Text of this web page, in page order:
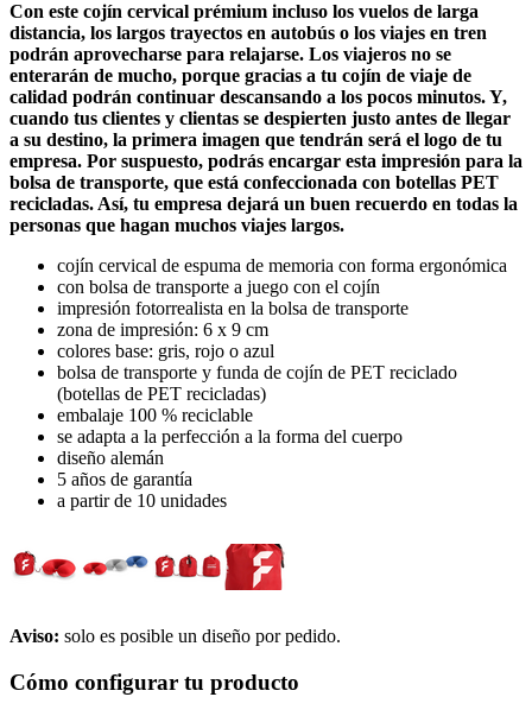
Con este cojín cervical prémium incluso los vuelos de larga
distancia, los largos trayectos en autobús o los viajes en tren
podrán aprovecharse para relajarse. Los viajeros no se
enterarán de mucho, porque gracias a tu cojín de viaje de
calidad podrán continuar descansando a los pocos minutos. Y,
cuando tus clientes y clientas se despierten justo antes de llegar
a su destino, la primera imagen que tendrán será el logo de tu
empresa. Por suspuesto, podrás encargar esta impresión para la
bolsa de transporte, que está confeccionada con botellas PET
recicladas. Así, tu empresa dejará un buen recuerdo en todas la
personas que hagan muchos viajes largos.
cojín cervical de espuma de memoria con forma ergonómica
con bolsa de transporte a juego con el cojín
impresión fotorrealista en la bolsa de transporte
zona de impresión: 6 x 9 cm
colores base: gris, rojo o azul
bolsa de transporte y funda de cojín de PET reciclado
(botellas de PET recicladas)
embalaje 100 % reciclable
se adapta a la perfección a la forma del cuerpo
diseño alemán
5 años de garantía
a partir de 10 unidades
Aviso: solo es posible un diseño por pedido.
Cómo configurar tu producto